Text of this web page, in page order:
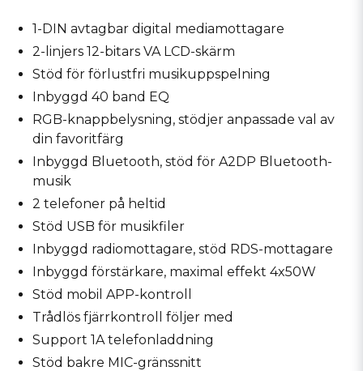
1-DIN avtagbar digital mediamottagare
2-linjers 12-bitars VA LCD-skärm
Stöd för förlustfri musikuppspelning
Inbyggd 40 band EQ
RGB-knappbelysning, stödjer anpassade val av
din favoritfärg
Inbyggd Bluetooth, stöd för A2DP Bluetooth-
musik
2 telefoner på heltid
Stöd USB för musikfiler
Inbyggd radiomottagare, stöd RDS-mottagare
Inbyggd förstärkare, maximal effekt 4x50W
Stöd mobil APP-kontroll
Trådlös fjärrkontroll följer med
Support 1A telefonladdning
Stöd bakre MIC-gränssnitt